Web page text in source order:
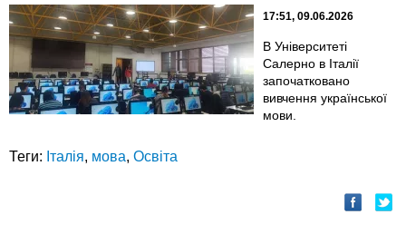
17:51, 09.06.2026
В Університеті
Салерно в Італії
започатковано
вивчення української
мови.
Теги: Італія, мова, Освіта